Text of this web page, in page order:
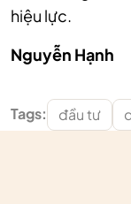
hiệu lực.
Nguyễn Hạnh
Tags: đầu tư